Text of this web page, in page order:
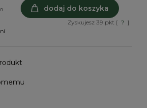
dodaj do koszyka
Zyskujesz39 pkt [ ? ]